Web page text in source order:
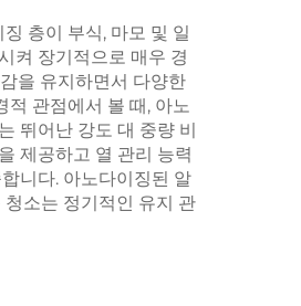
층이 부식, 마모 및 일
켜 장기적으로 매우 경
을 유지하면서 다양한
관점에서 볼 때, 아노
뛰어난 강도 대 중량 비
제공하고 열 관리 능력
니다. 아노다이징된 알
소는 정기적인 유지 관